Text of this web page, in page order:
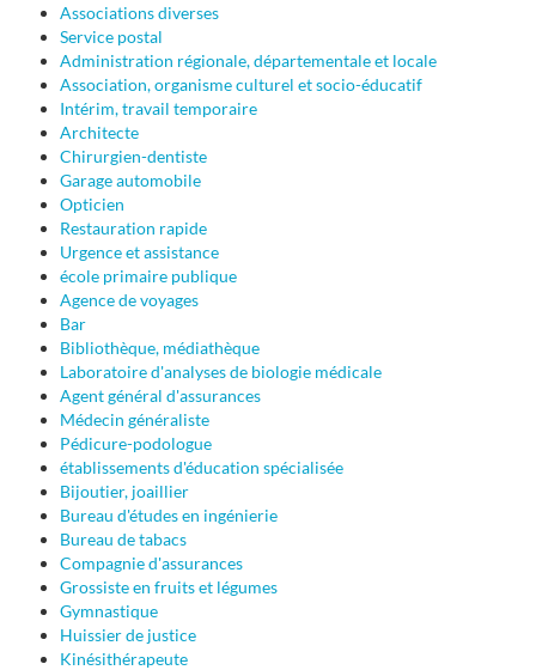
Associations diverses
Service postal
Administration régionale, départementale et locale
Association, organisme culturel et socio-éducatif
Intérim, travail temporaire
Architecte
Chirurgien-dentiste
Garage automobile
Opticien
Restauration rapide
Urgence et assistance
école primaire publique
Agence de voyages
Bar
Bibliothèque, médiathèque
Laboratoire d'analyses de biologie médicale
Agent général d'assurances
Médecin généraliste
Pédicure-podologue
établissements d'éducation spécialisée
Bijoutier, joaillier
Bureau d'études en ingénierie
Bureau de tabacs
Compagnie d'assurances
Grossiste en fruits et légumes
Gymnastique
Huissier de justice
Kinésithérapeute